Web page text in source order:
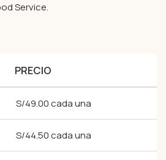
Service.
PRECIO
S/49.00 cada una
S/44.50 cada una